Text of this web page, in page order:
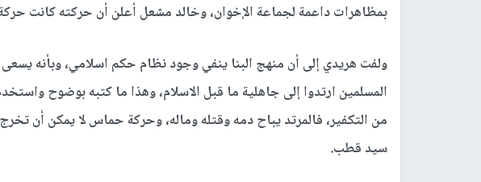
بمظاهرات داعمة لجماعة الإخوان، وخالد مشعل أعلن أن حركته كانت
ولفت هريدي إلى أن منهج البنا ينفي وجود نظام حكم اسلامي، وبأنه يسعى
المسلمين ارتدوا إلى جاهلية ما قبل الاسلام، وهذا ما كتبه بوضوح
من التكفير، فالمرتد يباح دمه وقتله وماله، وحركة حماس لا يمكن أن
سيد قطب.